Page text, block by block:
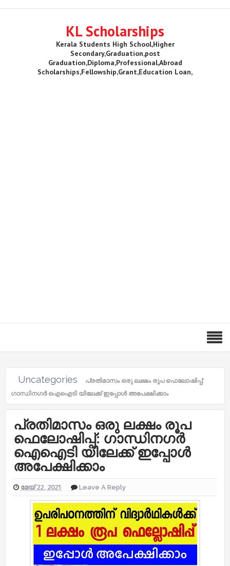
KL Scholarships
Kerala Students High School,Higher
Secondary,Graduation,post
Graduation,Diploma,Professional,Abroad
Scholarships,Fellowship,Grant,Education Loan,
Uncategories
പ്രതിമാസം ഒരു ലക്ഷം രൂപ ഫെലോഷിപ്പ്:
ഗാന്ധിനഗർ ഐഐടി യിലേക്ക് ഇപ്പോൾ അപേക്ഷിക്കാം
പ്രതിമാസം ഒരു ലക്ഷം രൂപ
ഫെലോഷിപ്പ്: ഗാന്ധിനഗർ
ഐഐടി യിലേക്ക് ഇപ്പോൾ
അപേക്ഷിക്കാം
മേയ് 22, 2021 Leave A Reply